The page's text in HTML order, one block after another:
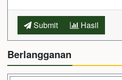
Submit Hasil
Berlangganan